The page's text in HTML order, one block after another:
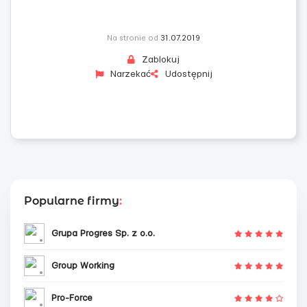
Na stronie od 31.07.2019
Zablokuj
Narzekać
Udostępnij
Popularne firmy:
Grupa Progres Sp. z o.o.
Group Working
Pro-Force